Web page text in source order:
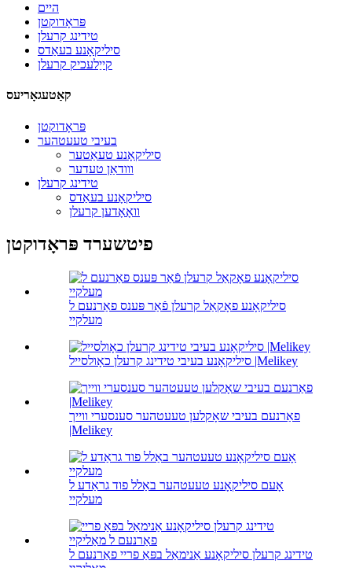
היים
פּראָדוקטן
טידינג קרעלן
סיליקאָנע בעאַדס
קייַלעכיק קרעלן
קאַטעגאָריעס
פּראָדוקטן
בעיבי טעעטהער
סיליקאָנע טעאַטער
ווודאַן טעדער
טידינג קרעלן
סיליקאָנע בעאַדס
וואָאָדען קרעלן
פיטשערד פּראָדוקטן
סיליקאָנע פאָקאַל קרעלן פֿאַר פּענס פאַרנעם ל
מעלקיי
סיליקאָנע בעיבי טידינג קרעלן כאָולסייל |Melikey
פאַרנעם בעיבי שאָקלען טעעטהער סענסערי ווייך
|Melikey
אָעם סיליקאָנע טעעטהער באַלל פוד גראַדע ל
מעלקיי
טידינג קרעלן סיליקאָנע אַנימאַל בפּאַ פריי פאַרנעם ל